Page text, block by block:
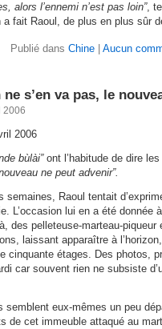
alors l’ennemi n’est pas loin”,
a fait Raoul, de plus en plus sûr
Publié dans Chine Aucun
ne s’en va pas, le
2006
2006
bùlài” ont l’habitude de dire
ne peut advenir”.
semaines, Raoul tentait
L’occasion lui en a été donnée
des pelleteuse-marteau-piqueur
laissant apparaître à
cinquante étages. Des photos,
car souvent rien ne subsiste
semblent eux-mêmes un peu
de cet immeuble attaqué au